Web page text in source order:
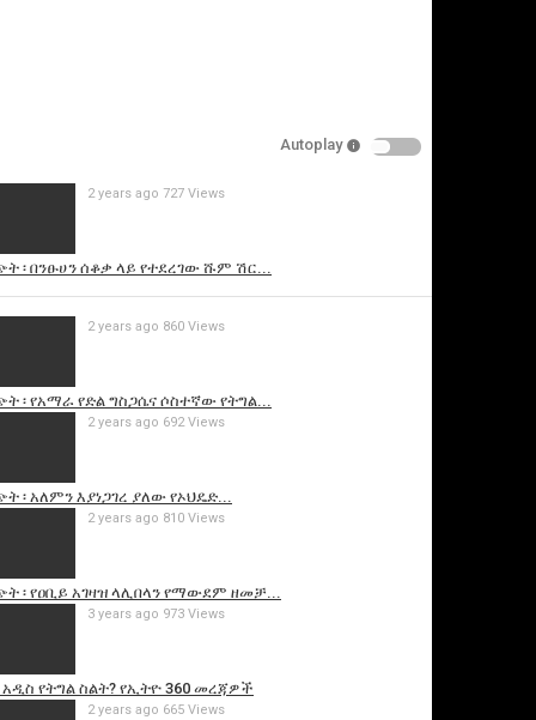
Autoplay
፡ በንፁሀን ሰቆቃ ላይ የተደረገው ሹም ሽር...
2 years ago 727 Views
፡ የአማራ የድል ግስጋሴና ሶስተኛው የትግል...
2 years ago 860 Views
፡ አለምን እያነጋገረ ያለው የኦህዴድ...
2 years ago 692 Views
፡ የዐቢይ አገዛዝ ላሊበላን የማውደም ዘመቻ...
2 years ago 810 Views
የትግል ስልት? የኢትዮ 360 መረጃዎች
3 years ago 973 Views
2 years ago 665 Views